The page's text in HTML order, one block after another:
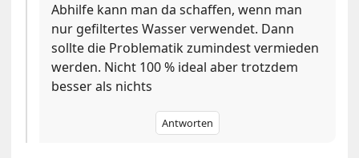
Abhilfe kann man da schaffen, wenn man
nur gefiltertes Wasser verwendet. Dann
sollte die Problematik zumindest vermieden
werden. Nicht 100 % ideal aber trotzdem
besser als nichts
Antworten